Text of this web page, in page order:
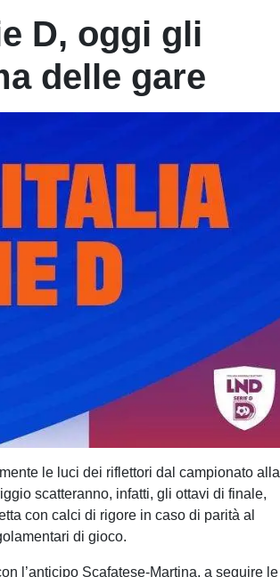
D, oggi gli
delle gare
le luci dei riflettori dal campionato alla
scatteranno, infatti, gli ottavi di finale,
con calci di rigore in caso di parità al
di gioco.
l’anticipo Scafatese-Martina, a seguire le